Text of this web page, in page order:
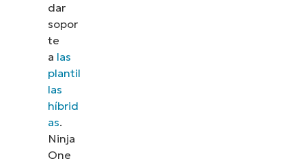
dar
sopor
te
a las
plantil
las
híbrid
as.
Ninja
One